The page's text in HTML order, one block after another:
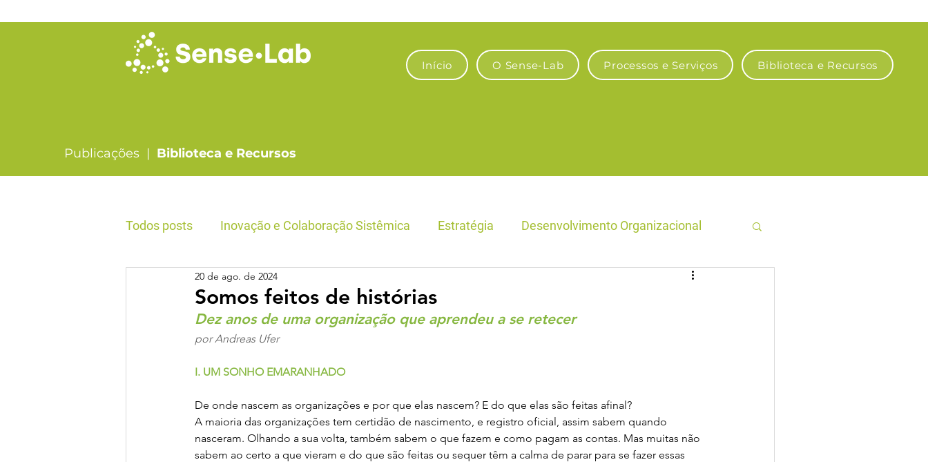
Início O Sense-Lab Processos e Serviços Biblioteca e Recursos
Publicações | Biblioteca e Recursos
Todos posts Inovação e Colaboração Sistêmica Estratégia Desenvolvimento Organizacional
Liderança & Formação Bioeconomia & Agro Sustentável
Transição Energética
Somos feitos de histórias
20 de ago. de 2024
Dez anos de uma organização que aprendeu a se retecer
por Andreas Ufer
I. UM SONHO EMARANHADO
De onde nascem as organizações e por que elas nascem? E do que elas são feitas afinal?
A maioria das organizações tem certidão de nascimento, e registro oficial, assim sabem quando
nasceram. Olhando a sua volta, também sabem o que fazem e como pagam as contas. Mas muitas não
sabem ao certo a que vieram e do que são feitas ou sequer têm a calma de parar para se fazer essas